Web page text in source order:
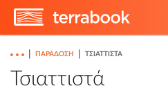
ΠΑΡΆΔΟΣΗ ΤΣΙΑΤΤΙΣΤΆ
Τσιαττιστά